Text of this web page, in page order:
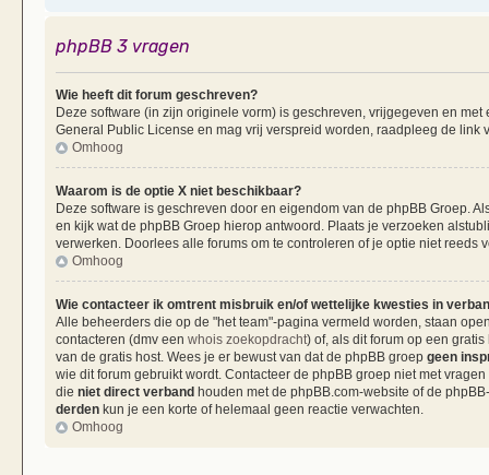
phpBB 3 vragen
Wie heeft dit forum geschreven?
Deze software (in zijn originele vorm) is geschreven, vrijgegeven en
General Public License en mag vrij verspreid worden, raadpleeg de link
Omhoog
Waarom is de optie X niet beschikbaar?
Deze software is geschreven door en eigendom van de phpBB Groep.
en kijk wat de phpBB Groep hierop antwoord. Plaats je verzoeken
verwerken. Doorlees alle forums om te controleren of je optie niet
Omhoog
Wie contacteer ik omtrent misbruik en/of wettelijke kwesties in
Alle beheerders die op de "het team"-pagina vermeld worden, staan
contacteren (dmv een whois zoekopdracht) of, als dit forum op een
van de gratis host. Wees je er bewust van dat de phpBB groep geen
wie dit forum gebruikt wordt. Contacteer de phpBB groep niet met
die niet direct verband houden met de phpBB.com-website of de
derden kun je een korte of helemaal geen reactie verwachten.
Omhoog